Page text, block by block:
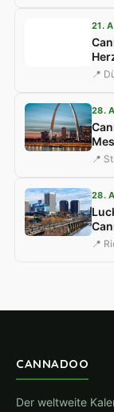
21.
📍
28.
📍
28.
📍
CANNADOO
Der weltweite